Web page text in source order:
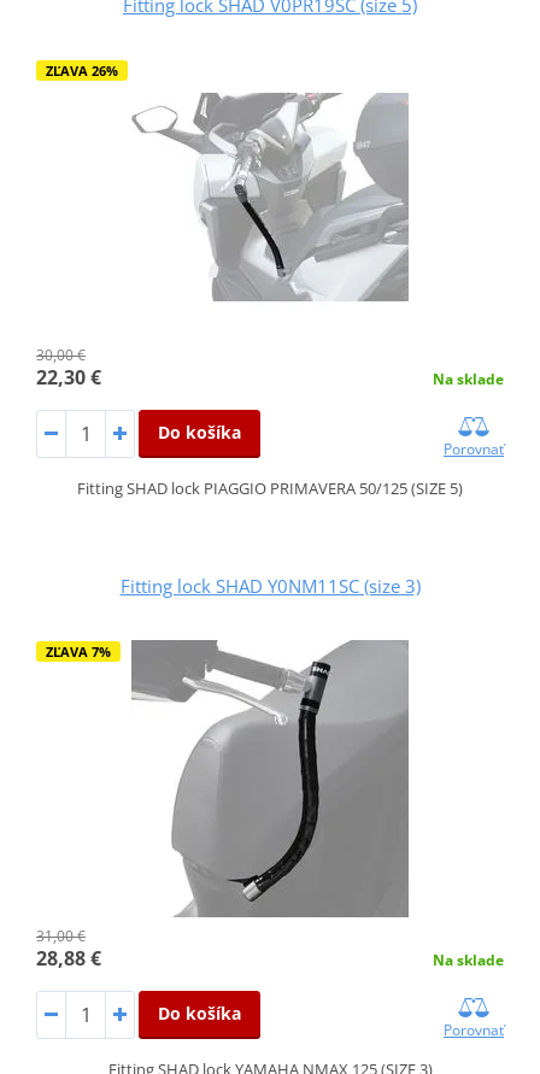
ZĽAVA 26%
30,00 €
22,30 € Na sklade
Do košíka
Porovnať
Fitting SHAD lock PIAGGIO PRIMAVERA 50/125 (SIZE 5)
Fitting lock SHAD Y0NM11SC (size 3)
ZĽAVA 7%
31,00 €
28,88 € Na sklade
Do košíka
Porovnať
Fitting SHAD lock YAMAHA NMAX 125 (SIZE 3)